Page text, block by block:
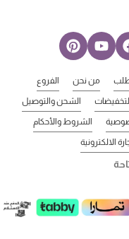
من نحن الفروع
الشحن والتوصيل
الشروط والأحكام
الالكترونية